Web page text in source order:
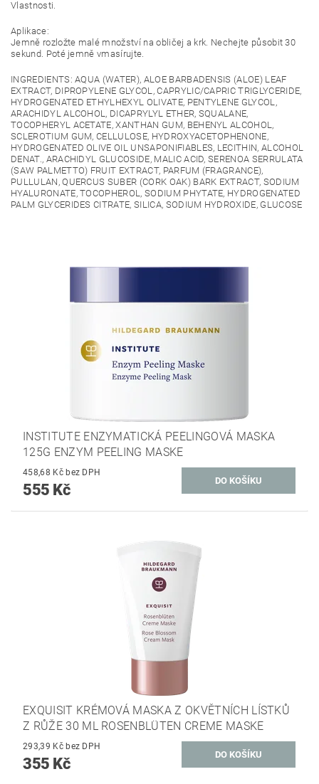
Vlastnosti.
Aplikace:
Jemně rozložte malé množství na obličej a krk. Nechejte působit 30
sekund. Poté jemně vmasírujte.
INGREDIENTS: AQUA (WATER), ALOE BARBADENSIS (ALOE) LEAF
EXTRACT, DIPROPYLENE GLYCOL, CAPRYLIC/CAPRIC TRIGLYCERIDE,
HYDROGENATED ETHYLHEXYL OLIVATE, PENTYLENE GLYCOL,
ARACHIDYL ALCOHOL, DICAPRYLYL ETHER, SQUALANE,
TOCOPHERYL ACETATE, XANTHAN GUM, BEHENYL ALCOHOL,
SCLEROTIUM GUM, CELLULOSE, HYDROXYACETOPHENONE,
HYDROGENATED OLIVE OIL UNSAPONIFIABLES, LECITHIN, ALCOHOL
DENAT., ARACHIDYL GLUCOSIDE, MALIC ACID, SERENOA SERRULATA
(SAW PALMETTO) FRUIT EXTRACT, PARFUM (FRAGRANCE),
PULLULAN, QUERCUS SUBER (CORK OAK) BARK EXTRACT, SODIUM
HYALURONATE, TOCOPHEROL, SODIUM PHYTATE, HYDROGENATED
PALM GLYCERIDES CITRATE, SILICA, SODIUM HYDROXIDE, GLUCOSE
INSTITUTE ENZYMATICKÁ PEELINGOVÁ MASKA
125G ENZYM PEELING MASKE
458,68 Kč bez DPH
555 Kč
EXQUISIT KRÉMOVÁ MASKA Z OKVĚTNÍCH LÍSTKŮ
Z RŮŽE 30 ML ROSENBLÜTEN CREME MASKE
293,39 Kč bez DPH
355 Kč